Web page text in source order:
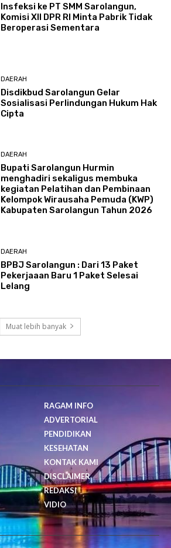
Insfeksi ke PT SMM Sarolangun,
Komisi XII DPR RI Minta Pabrik Tidak
Beroperasi Sementara
DAERAH
Disdikbud Sarolangun Gelar
Sosialisasi Perlindungan Hukum Hak
Cipta
DAERAH
Bupati Sarolangun Hurmin
menghadiri sekaligus membuka
kegiatan Pelatihan dan Pembinaan
Kelompok Wirausaha Pemuda (KWP)
Kabupaten Sarolangun Tahun 2026
DAERAH
BPBJ Sarolangun : Dari 13 Paket
Pekerjaaan Baru 1 Paket Selesai
Lelang
Muat lebih banyak
RAGAM INFO
ADVERTORIAL
PENDIDIKAN
KESEHATAN
KONTAK KAMI
DISCLAIMER
REDAKSI
VIDIO